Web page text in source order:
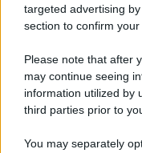
targeted advertising
section to confirm your
Please note that after
may continue seeing
information utilized by
third parties prior to
You may separately
furono più numerose
Uno studio
ricostruisce la dieta
agricoli erano alla base